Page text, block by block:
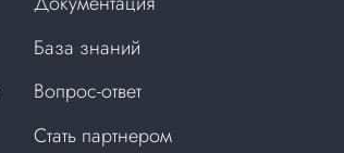
База знаний
Вопрос-ответ
Стать партнером